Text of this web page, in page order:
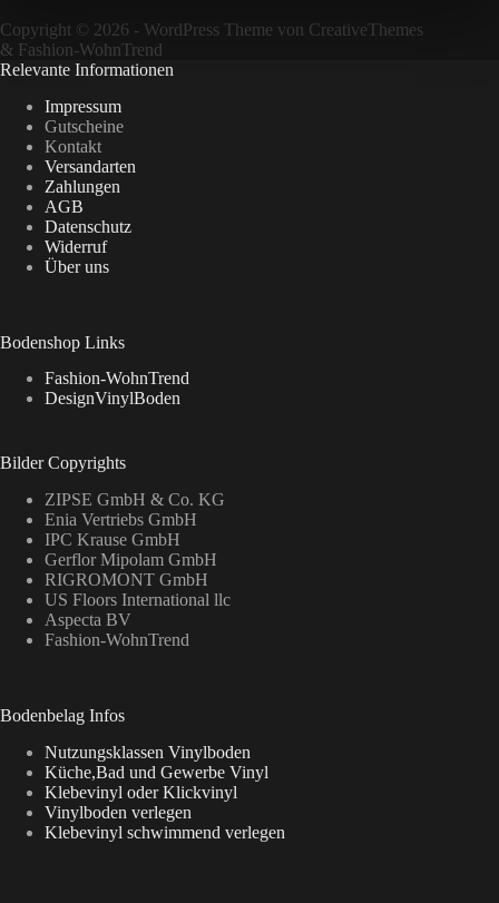
Copyright © 2026 - WordPress Theme von CreativeThemes
& Fashion-WohnTrend
Relevante Informationen
Impressum
Gutscheine
Kontakt
Versandarten
Zahlungen
AGB
Datenschutz
Widerruf
Über uns
Bodenshop Links
Fashion-WohnTrend
DesignVinylBoden
Bilder Copyrights
ZIPSE GmbH & Co. KG
Enia Vertriebs GmbH
IPC Krause GmbH
Gerflor Mipolam GmbH
RIGROMONT GmbH
US Floors International llc
Aspecta BV
Fashion-WohnTrend
Bodenbelag Infos
Nutzungsklassen Vinylboden
Küche,Bad und Gewerbe Vinyl
Klebevinyl oder Klickvinyl
Vinylboden verlegen
Klebevinyl schwimmend verlegen